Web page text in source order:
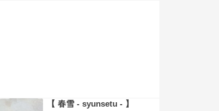
【 春雪 - syunsetu - 】